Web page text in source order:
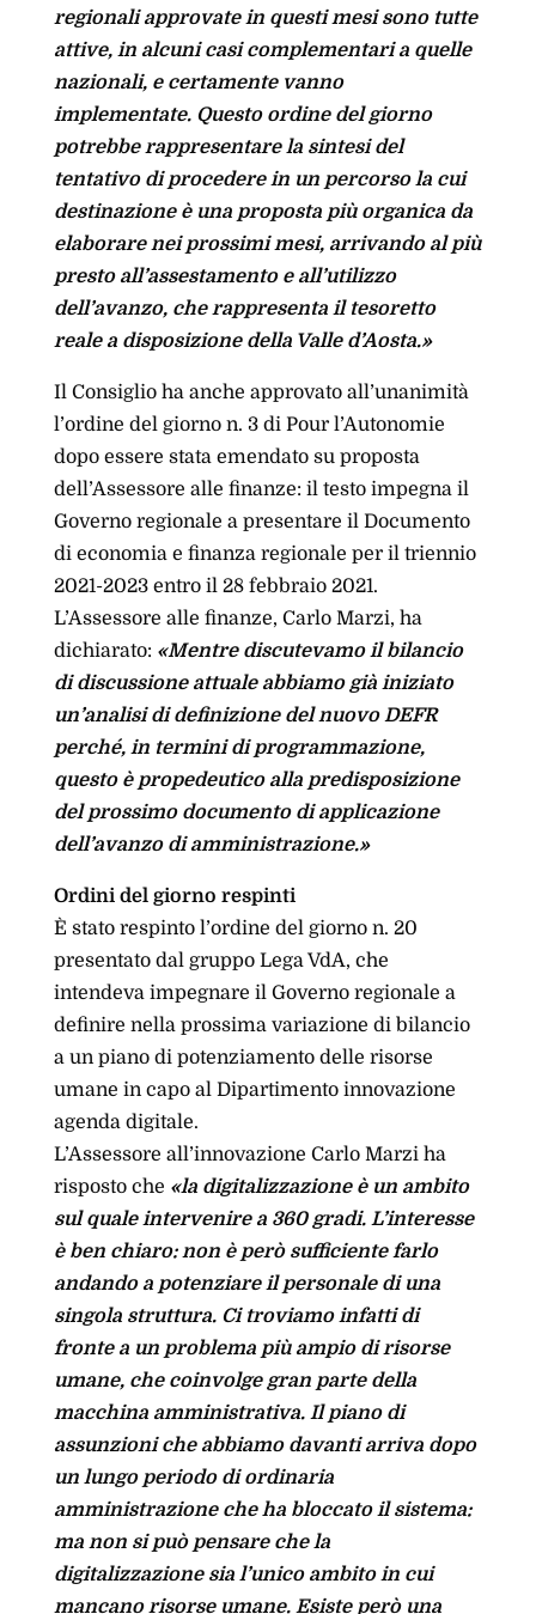
regionali approvate in questi mesi sono tutte
attive, in alcuni casi complementari a quelle
nazionali, e certamente vanno
implementate. Questo ordine del giorno
potrebbe rappresentare la sintesi del
tentativo di procedere in un percorso la cui
destinazione è una proposta più organica da
elaborare nei prossimi mesi, arrivando al più
presto all’assestamento e all’utilizzo
dell’avanzo, che rappresenta il tesoretto
reale a disposizione della Valle d’Aosta.»
Il Consiglio ha anche approvato all’unanimità
l’ordine del giorno n. 3 di Pour l’Autonomie
dopo essere stata emendato su proposta
dell’Assessore alle finanze: il testo impegna il
Governo regionale a presentare il Documento
di economia e finanza regionale per il triennio
2021-2023 entro il 28 febbraio 2021.
L’Assessore alle finanze, Carlo Marzi, ha
dichiarato: «Mentre discutevamo il bilancio
di discussione attuale abbiamo già iniziato
un’analisi di definizione del nuovo DEFR
perché, in termini di programmazione,
questo è propedeutico alla predisposizione
del prossimo documento di applicazione
dell’avanzo di amministrazione.»
Ordini del giorno respinti
È stato respinto l’ordine del giorno n. 20
presentato dal gruppo Lega VdA, che
intendeva impegnare il Governo regionale a
definire nella prossima variazione di bilancio
a un piano di potenziamento delle risorse
umane in capo al Dipartimento innovazione
agenda digitale.
L’Assessore all’innovazione Carlo Marzi ha
risposto che «la digitalizzazione è un ambito
sul quale intervenire a 360 gradi. L’interesse
è ben chiaro: non è però sufficiente farlo
andando a potenziare il personale di una
singola struttura. Ci troviamo infatti di
fronte a un problema più ampio di risorse
umane, che coinvolge gran parte della
macchina amministrativa. Il piano di
assunzioni che abbiamo davanti arriva dopo
un lungo periodo di ordinaria
amministrazione che ha bloccato il sistema:
ma non si può pensare che la
digitalizzazione sia l’unico ambito in cui
mancano risorse umane. Esiste però una